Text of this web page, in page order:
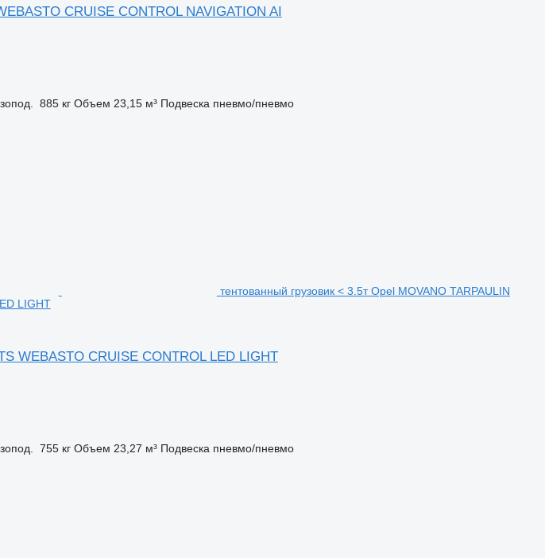
CRUISE CONTROL NAVIGATION AI
885 кг Объем 23,15 м³ Подвеска пневмо/пневмо
тентованный грузовик < 3.5т Opel MOVANO TARPAULIN
LIGHT
WEBASTO CRUISE CONTROL LED LIGHT
755 кг Объем 23,27 м³ Подвеска пневмо/пневмо